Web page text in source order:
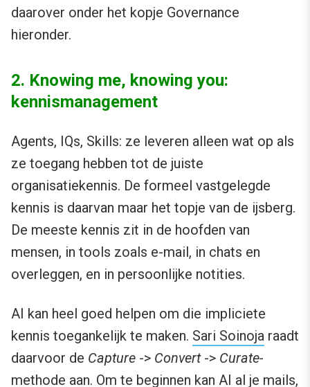
daarover onder het kopje Governance
hieronder.
2. Knowing me, knowing you:
kennismanagement
Agents, IQs, Skills: ze leveren alleen wat op als
ze toegang hebben tot de juiste
organisatiekennis. De formeel vastgelegde
kennis is daarvan maar het topje van de ijsberg.
De meeste kennis zit in de hoofden van
mensen, in tools zoals e-mail, in chats en
overleggen, en in persoonlijke notities.
AI kan heel goed helpen om die impliciete
kennis toegankelijk te maken. Sari Soinoja raadt
daarvoor de Capture -> Convert-> Curate-
methode aan. Om te beginnen kan AI al je mails,